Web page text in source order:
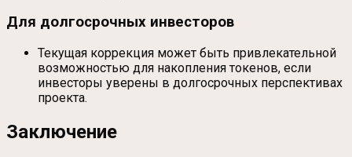
Для долгосрочных инвесторов
Текущая коррекция может быть привлекательной
возможностью для накопления токенов, если
инвесторы уверены в долгосрочных перспективах
проекта.
Заключение